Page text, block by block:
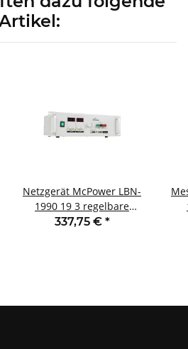
Netzgerät McPower LBN-
1990 19 3 regelbare
Bereiche 0-15V 0-30V 0-
337,75 € *